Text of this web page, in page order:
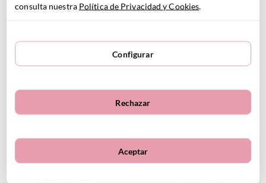
Cepillo de Pelo Blossom
Cepillo de Pelo Pandas in
consulta nuestra Política de Privacidad y Cookies.
Configurar
Rechazar
Aceptar